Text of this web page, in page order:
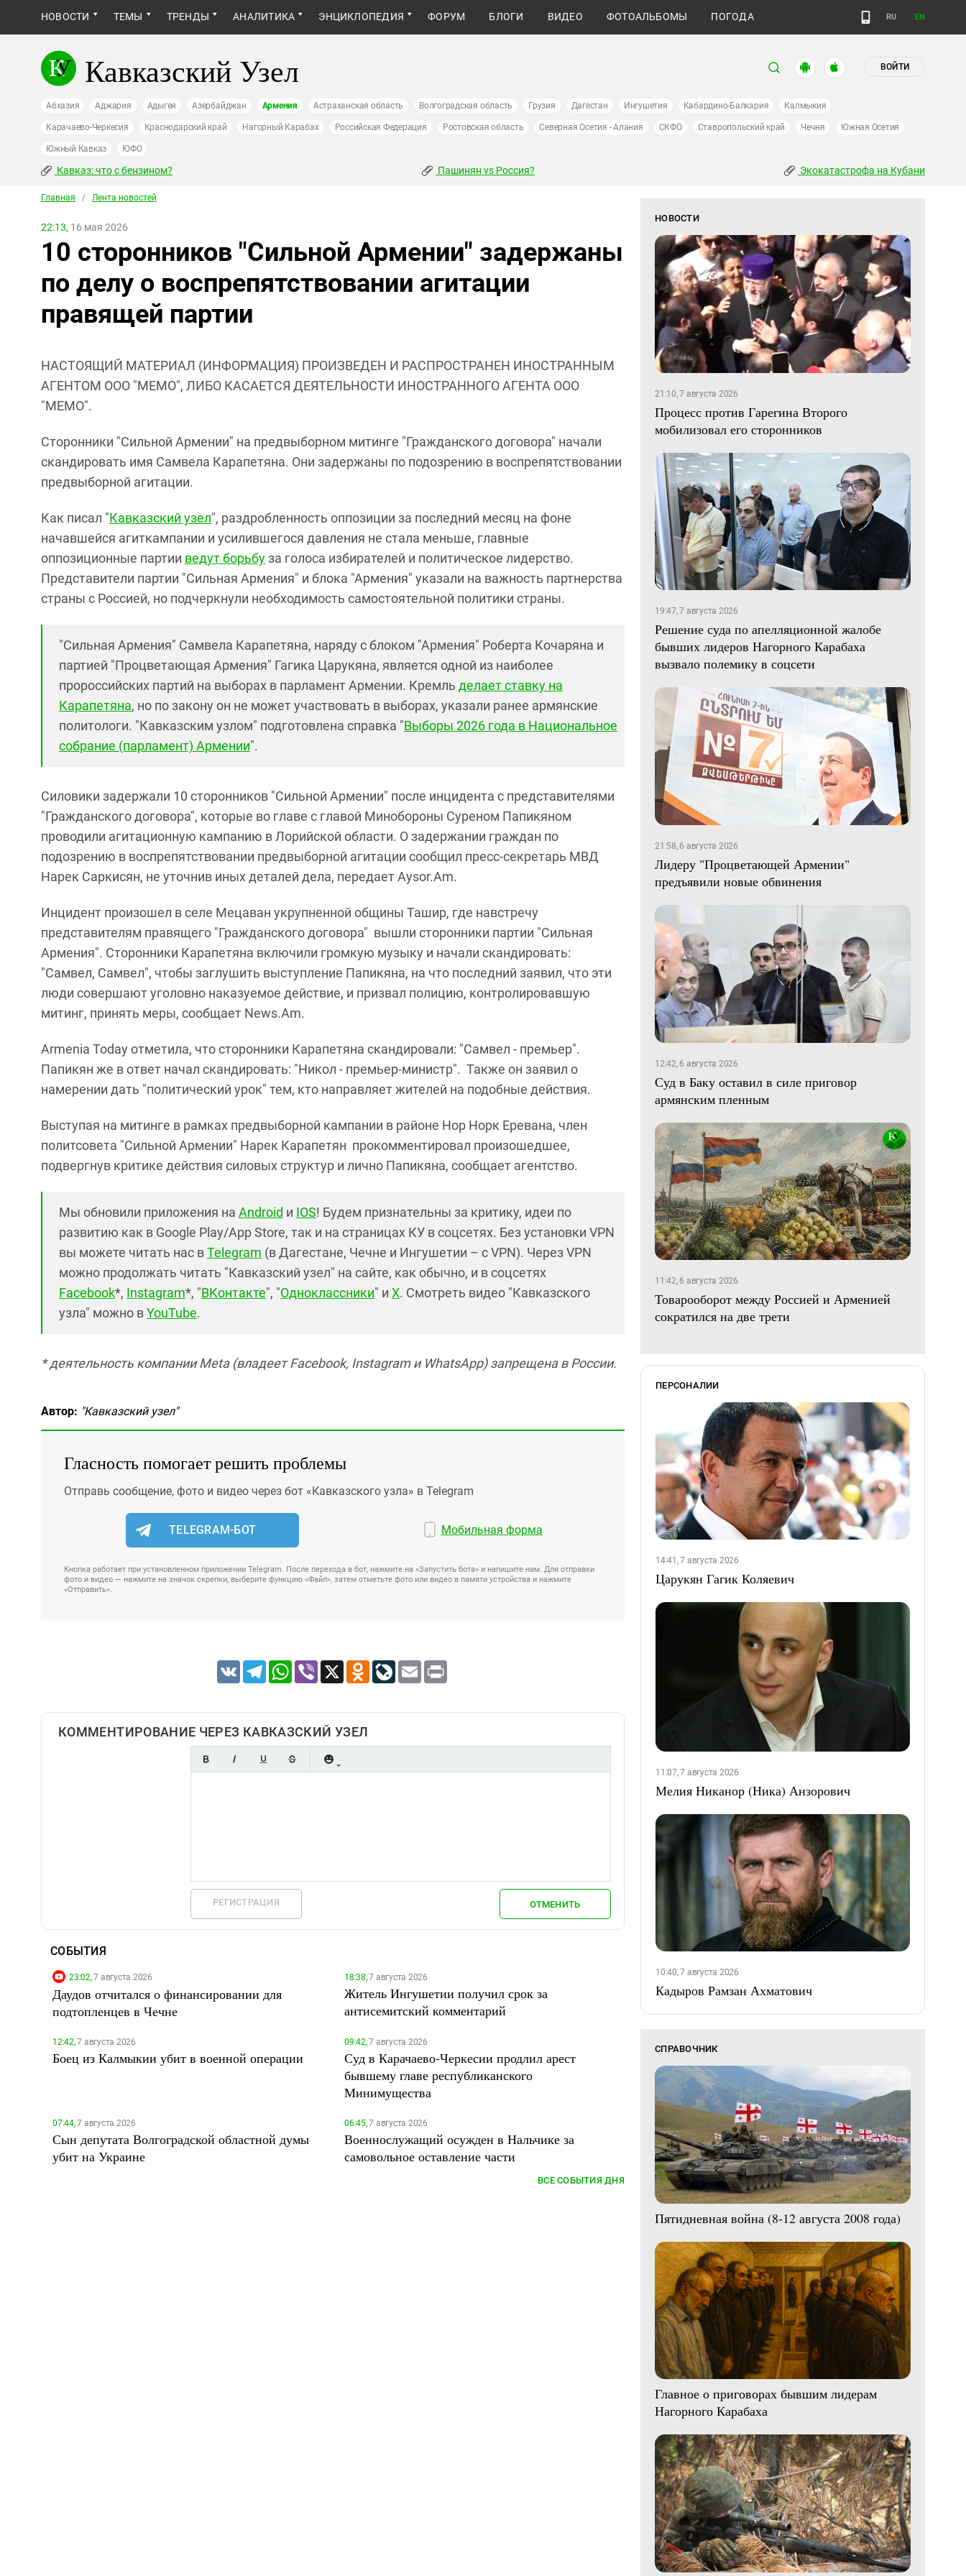
НОВОСТИ ТЕМЫ ТРЕНДЫ АНАЛИТИКА ЭНЦИКЛОПЕДИЯ ФОРУМ БЛОГИ ВИДЕО ФОТОАЛЬБОМЫ ПОГОДА RU EN
Кавказский Узел ВОЙТИ
Абхазия Аджария Адыгея Азербайджан Армения Астраханская область Волгоградская область Грузия Дагестан Ингушетия Кабардино-Балкария Калмыкия
Карачаево-Черкесия Краснодарский край Нагорный Карабах Российская Федерация Ростовская область Северная Осетия - Алания СКФО Ставропольский край Чечня Южная Осетия
Южный Кавказ ЮФО
Кавказ: что с бензином? Пашинян vs Россия? Экокатастрофа на Кубани
Главная / Лента новостей
22:13, 16 мая 2026
10 сторонников "Сильной Армении" задержаны
по делу о воспрепятствовании агитации
правящей партии
НАСТОЯЩИЙ МАТЕРИАЛ (ИНФОРМАЦИЯ) ПРОИЗВЕДЕН И РАСПРОСТРАНЕН ИНОСТРАННЫМ
АГЕНТОМ ООО "МЕМО", ЛИБО КАСАЕТСЯ ДЕЯТЕЛЬНОСТИ ИНОСТРАННОГО АГЕНТА ООО
"МЕМО".
Сторонники "Сильной Армении" на предвыборном митинге "Гражданского договора" начали
скандировать имя Самвела Карапетяна. Они задержаны по подозрению в воспрепятствовании
предвыборной агитации.
Как писал "Кавказский узел", раздробленность оппозиции за последний месяц на фоне
начавшейся агиткампании и усилившегося давления не стала меньше, главные
оппозиционные партии ведут борьбуза голоса избирателей и политическое лидерство.
Представители партии "Сильная Армения" и блока "Армения" указали на важность партнерства
страны с Россией, но подчеркнули необходимость самостоятельной политики страны.
"Сильная Армения" Самвела Карапетяна, наряду с блоком "Армения" Роберта Кочаряна и
партией "Процветающая Армения" Гагика Царукяна, является одной из наиболее
пророссийских партий на выборах в парламент Армении. Кремль делает ставку на
Карапетяна, но по закону он не может участвовать в выборах, указали ранее армянские
политологи. "Кавказским узлом" подготовлена справка "Выборы 2026 года в Национальное
собрание (парламент) Армении".
Силовики задержали 10 сторонников "Сильной Армении" после инцидента с представителями
"Гражданского договора", которые во главе с главой Минобороны Суреном Папикяном
проводили агитационную кампанию в Лорийской области. О задержании граждан по
подозрению в воспрепятствовании предвыборной агитации сообщил пресс-секретарь МВД
Нарек Саркисян, не уточнив иных деталей дела, передает Aysor.Am.
Инцидент произошел в селе Мецаван укрупненной общины Ташир, где навстречу
представителям правящего "Гражданского договора" вышли сторонники партии "Сильная
Армения". Сторонники Карапетяна включили громкую музыку и начали скандировать:
"Самвел, Самвел", чтобы заглушить выступление Папикяна, на что последний заявил, что эти
люди совершают уголовно наказуемое действие, и призвал полицию, контролировавшую
митинг, принять меры, сообщает News.Am.
Armenia Today отметила, что сторонники Карапетяна скандировали: "Самвел - премьер".
Папикян же в ответ начал скандировать: "Никол - премьер-министр". Также он заявил о
намерении дать "политический урок" тем, кто направляет жителей на подобные действия.
Выступая на митинге в рамках предвыборной кампании в районе Нор Норк Еревана, член
политсовета "Сильной Армении" Нарек Карапетян прокомментировал произошедшее,
подвергнув критике действия силовых структур и лично Папикяна, сообщает агентство.
Мы обновили приложения на Android и IOS! Будем признательны за критику, идеи по
развитию как в Google Play/App Store, так и на страницах КУ в соцсетях. Без установки VPN
вы можете читать нас вTelegram (в Дагестане, Чечне и Ингушетии – с VPN). Через VPN
можно продолжать читать "Кавказский узел" на сайте, как обычно, и в соцсетях
Facebook*, Instagram*, "ВКонтакте", "Одноклассники" и X. Смотреть видео "Кавказского
узла" можно вYouTube.
* деятельность компании Meta (владеет Facebook, Instagram и WhatsApp) запрещена в России.
Автор: "Кавказский узел"
Гласность помогает решить проблемы
Отправь сообщение, фото и видео через бот «Кавказского узла» в Telegram
TELEGRAM-БОТ Мобильная форма
Кнопка работает при установленном приложении Telegram. После перехода в бот, нажмите на «Запустить бота» и напишите нам. Для отправки
фото и видео — нажмите на значок скрепки, выберите функцию «Файл», затем отметьте фото или видео в памяти устройства и нажмите
«Отправить».
VK TelegramWhatsApp
Viber X Odnoklassniki
LiveJournal
Email
КОММЕНТИРОВАНИЕ ЧЕРЕЗ КАВКАЗСКИЙ УЗЕЛ
РЕГИСТРАЦИЯ ОТМЕНИТЬ
СОБЫТИЯ
23:02,7 августа 2026
Даудов отчитался о финансировании для
подтопленцев в Чечне
18:38,7 августа 2026
Житель Ингушетии получил срок за
антисемитский комментарий
12:42,7 августа 2026
Боец из Калмыкии убит в военной операции
09:42,7 августа 2026
Суд в Карачаево-Черкесии продлил арест
бывшему главе республиканского
Минимущества
07:44,7 августа 2026
Сын депутата Волгоградской областной думы
убит на Украине
06:45,7 августа 2026
Военнослужащий осужден в Нальчике за
самовольное оставление части
ВСЕ СОБЫТИЯ ДНЯ
НОВОСТИ
21:10, 7 августа 2026
Процесс против Гарегина Второго
мобилизовал его сторонников
19:47, 7 августа 2026
Решение суда по апелляционной жалобе
бывших лидеров Нагорного Карабаха
вызвало полемику в соцсети
21:58, 6 августа 2026
Лидеру "Процветающей Армении"
предъявили новые обвинения
12:42, 6 августа 2026
Суд в Баку оставил в силе приговор
армянским пленным
11:42, 6 августа 2026
Товарооборот между Россией и Арменией
сократился на две трети
ПЕРСОНАЛИИ
14:41, 7 августа 2026
Царукян Гагик Коляевич
11:07, 7 августа 2026
Мелия Никанор (Ника) Анзорович
10:40, 7 августа 2026
Кадыров Рамзан Ахматович
СПРАВОЧНИК
Пятидневная война (8-12 августа 2008 года)
Главное о приговорах бывшим лидерам
Нагорного Карабаха